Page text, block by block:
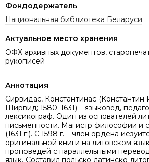
Фондодержатель
Национальная библиотека Беларуси
Актуальное место хранения
ОФХ архивных документов,
рукописей
Аннотация
Сирвидас, Константинас (Константин
Ширвид; 1580–1631) – языковед,
лексикограф. Один из основателей
письменности. Магистр философии и
(1631 г.). С 1598 г. – член ордена
оригинальной книги на литовском
проповедей с параллельными
язык. Составил польско-латинско-